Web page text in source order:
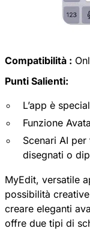
Compatibilità :
Punti Salienti:
L’app è
Funzione
Scenari AI
disegnati o
MyEdit, versatile
possibilità
creare eleganti
offre due tipi di